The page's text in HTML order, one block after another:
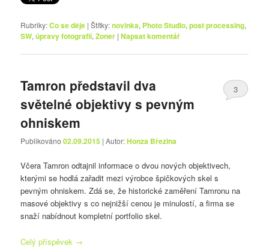
Rubriky:Co se děje |Štítky:novinka, Photo Studio,post processing,
SW,úpravy fotografií,Zoner |Napsat komentář
Tamron představil dva
světelné objektivy s pevným
ohniskem
Publikováno02.09.2015 | Autor:Honza Březina
3
Včera Tamron odtajnil informace o dvou nových objektivech,
kterými se hodlá zařadit mezi výrobce špičkových skel s
pevným ohniskem. Zdá se, že historické zaměření Tamronu na
masové objektivy s co nejnižší cenou je minulostí, a firma se
snaží nabídnout kompletní portfolio skel.
Celý příspěvek →